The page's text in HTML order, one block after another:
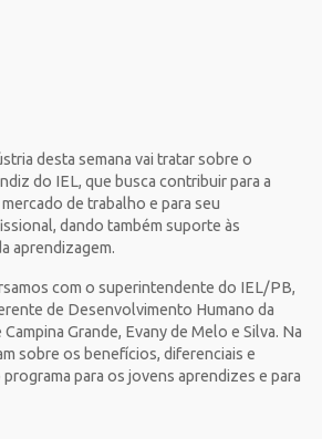
desta semana vai tratar sobre o
do IEL, que busca contribuir para a
de trabalho e para seu
dando também suporte às
aprendizagem.
com o superintendente do IEL/PB,
de Desenvolvimento Humano da
Grande, Evany de Melo e Silva. Na
sobre os benefícios, diferenciais e
para os jovens aprendizes e para